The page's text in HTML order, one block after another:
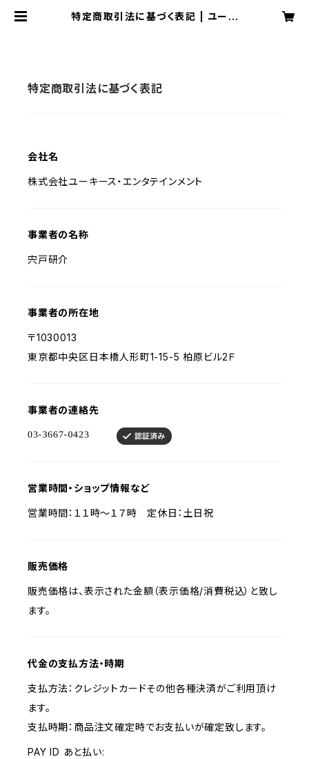
特定商取引法に基づく表記 | ユーキ
特定商取引法に基づく表記
会社名
株式会社ユーキース・エンタテインメント
事業者の名称
宍戸研介
事業者の所在地
〒1030013
東京都中央区日本橋人形町1-15-5 柏原ビル2Ｆ
事業者の連絡先
営業時間・ショップ情報など
営業時間：１１時〜１７時 定休日：土日祝
販売価格
販売価格は、表示された金額（表示価格/消費税込）と致し
ます。
代金の支払方法・時期
支払方法：クレジットカードその他各種決済がご利用頂け
ます。
支払時期：商品注文確定時でお支払いが確定致します。
PAY ID あと払い: